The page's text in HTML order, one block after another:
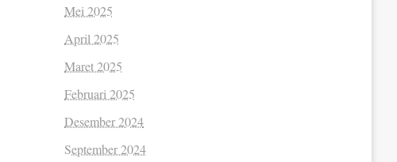
Mei 2025
April 2025
Maret 2025
Februari 2025
Desember 2024
September 2024